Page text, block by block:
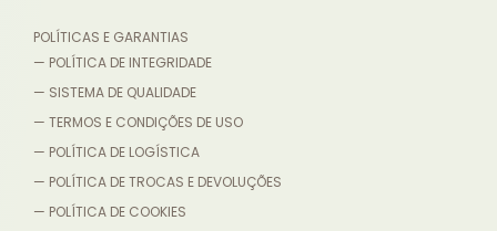
POLÍTICAS E GARANTIAS
— POLÍTICA DE INTEGRIDADE
— SISTEMA DE QUALIDADE
— TERMOS E CONDIÇÕES DE USO
— POLÍTICA DE LOGÍSTICA
— POLÍTICA DE TROCAS E DEVOLUÇÕES
— POLÍTICA DE COOKIES